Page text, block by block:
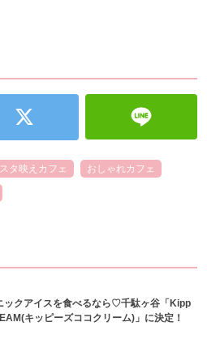
タ映えカフェ おしゃれカフェ
ックアイスを食べるなら♡千駄ヶ谷「Kipp
キッピーズココクリーム)」に決定！